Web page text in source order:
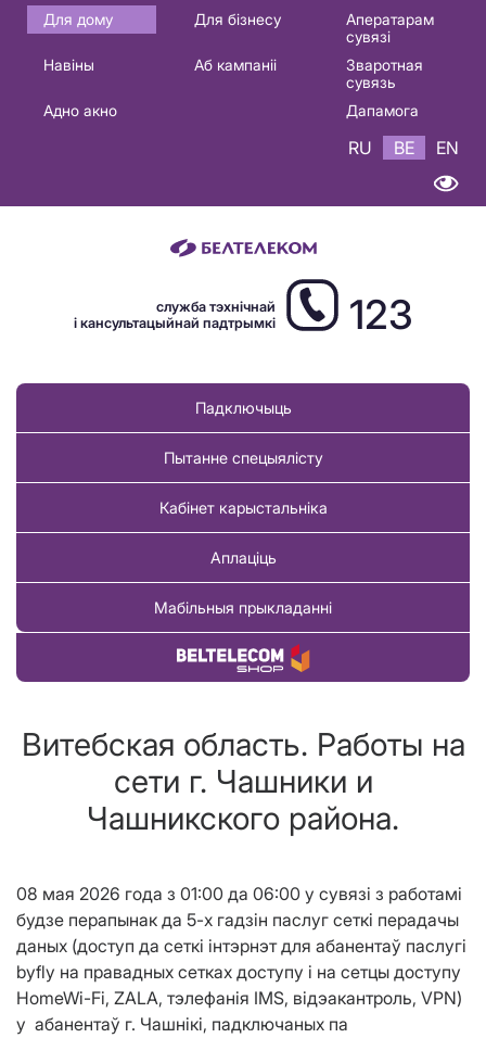
Основная
навигация
Для дому Для бізнесу
Аператарам
сувязі
Навіны
Аб кампаніі
Зваротная
сувязь
Адно акно
Дапамога
RU BE EN
служба тэхнічнай
і кансультацыйнай падтрымкі
123
Падключыць
Пытанне спецыялісту
Кабінет карыстальніка
Аплаціць
Мабільныя прыкладанні
Купіць тавар
Витебская область. Работы на
сети г. Чашники и
Чашникского района.
08 мая 2026 года з 01:00 да 06:00 у сувязі з работамi
будзе перапынак да 5-х гадзін паслуг сеткі перадачы
даных (доступ да сеткі інтэрнэт для абанентаў паслугі
byfly на правадных сетках доступу і на сетцы доступу
HomeWi-Fi, ZALA, тэлефанія IMS, відэакантроль, VPN)
у абанентаў г. Чашнікі, падключаных па